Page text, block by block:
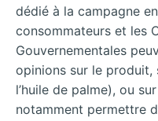
dédié à la campagne
consommateurs et les
Gouvernementales
opinions sur le produit,
l’huile de palme), ou
notamment permettre